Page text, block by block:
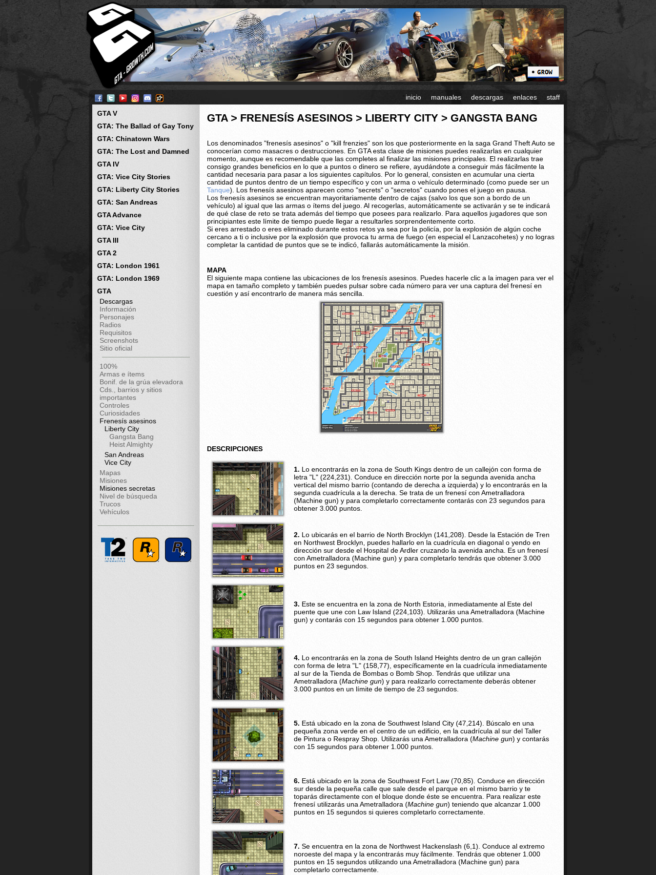
inicio manuales descargas enlaces staff
GTA V
GTA: The Ballad of Gay Tony
GTA: Chinatown Wars
GTA: The Lost and Damned
GTA IV
GTA: Vice City Stories
GTA: Liberty City Stories
GTA: San Andreas
GTA Advance
GTA: Vice City
GTA III
GTA 2
GTA: London 1961
GTA: London 1969
GTA
Descargas
Información
Personajes
Radios
Requisitos
Screenshots
Sitio oficial
100%
Armas e ítems
Bonif. de la grúa elevadora
Cds., barrios y sitios
importantes
Controles
Curiosidades
Frenesís asesinos
Liberty City
Gangsta Bang
Heist Almighty
San Andreas
Vice City
Mapas
Misiones
Misiones secretas
Nivel de búsqueda
Trucos
Vehículos
GTA > FRENESÍS ASESINOS > LIBERTY CITY > GANGSTA BANG
Los denominados "frenesís asesinos" o "kill frenzies" son los que posteriormente en la saga Grand Theft Auto se
conocerían como masacres o destrucciones. En GTA esta clase de misiones puedes realizarlas en cualquier
momento, aunque es recomendable que las completes al finalizar las misiones principales. El realizarlas trae
consigo grandes beneficios en lo que a puntos o dinero se refiere, ayudándote a conseguir más fácilmente la
cantidad necesaria para pasar a los siguientes capítulos. Por lo general, consisten en acumular una cierta
cantidad de puntos dentro de un tiempo específico y con un arma o vehículo determinado (como puede ser un
Tanque). Los frenesís asesinos aparecen como "secrets" o "secretos" cuando pones el juego en pausa.
Los frenesís asesinos se encuentran mayoritariamente dentro de cajas (salvo los que son a bordo de un
vehículo) al igual que las armas o ítems del juego. Al recogerlas, automáticamente se activarán y se te indicará
de qué clase de reto se trata además del tiempo que posees para realizarlo. Para aquellos jugadores que son
principiantes este límite de tiempo puede llegar a resultarles sorprendentemente corto.
Si eres arrestado o eres eliminado durante estos retos ya sea por la policía, por la explosión de algún coche
cercano a ti o inclusive por la explosión que provoca tu arma de fuego (en especial el Lanzacohetes) y no logras
completar la cantidad de puntos que se te indicó, fallarás automáticamente la misión.
MAPA
El siguiente mapa contiene las ubicaciones de los frenesís asesinos. Puedes hacerle clic a la imagen para ver el
mapa en tamaño completo y también puedes pulsar sobre cada número para ver una captura del frenesí en
cuestión y así encontrarlo de manera más sencilla.
DESCRIPCIONES
1. Lo encontrarás en la zona de South Kings dentro de un callejón con forma de
letra "L" (224,231). Conduce en dirección norte por la segunda avenida ancha
vertical del mismo barrio (contando de derecha a izquierda) y lo encontrarás en la
segunda cuadrícula a la derecha. Se trata de un frenesí con Ametralladora
(Machine gun) y para completarlo correctamente contarás con 23 segundos para
obtener 3.000 puntos.
2. Lo ubicarás en el barrio de North Brocklyn (141,208). Desde la Estación de Tren
en Northwest Brocklyn, puedes hallarlo en la cuadrícula en diagonal o yendo en
dirección sur desde el Hospital de Ardler cruzando la avenida ancha. Es un frenesí
con Ametralladora (Machine gun) y para completarlo tendrás que obtener 3.000
puntos en 23 segundos.
3. Este se encuentra en la zona de North Estoria, inmediatamente al Este del
puente que une con Law Island (224,103). Utilizarás una Ametralladora (Machine
gun) y contarás con 15 segundos para obtener 1.000 puntos.
4. Lo encontrarás en la zona de South Island Heights dentro de un gran callejón
con forma de letra "L" (158,77), específicamente en la cuadrícula inmediatamente
al sur de la Tienda de Bombas o Bomb Shop. Tendrás que utilizar una
Ametralladora (Machine gun) y para realizarlo correctamente deberás obtener
3.000 puntos en un límite de tiempo de 23 segundos.
5. Está ubicado en la zona de Southwest Island City (47,214). Búscalo en una
pequeña zona verde en el centro de un edificio, en la cuadrícula al sur del Taller
de Pintura o Respray Shop. Utilizarás una Ametralladora (Machine gun) y contarás
con 15 segundos para obtener 1.000 puntos.
6. Está ubicado en la zona de Southwest Fort Law (70,85). Conduce en dirección
sur desde la pequeña calle que sale desde el parque en el mismo barrio y te
toparás directamente con el bloque donde éste se encuentra. Para realizar este
frenesí utilizarás una Ametralladora (Machine gun) teniendo que alcanzar 1.000
puntos en 15 segundos si quieres completarlo correctamente.
7. Se encuentra en la zona de Northwest Hackenslash (6,1). Conduce al extremo
noroeste del mapa y la encontrarás muy fácilmente. Tendrás que obtener 1.000
puntos en 15 segundos utilizando una Ametralladora (Machine gun) para
completarlo correctamente.